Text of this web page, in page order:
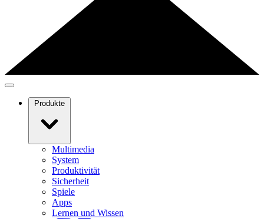
Produkte
Multimedia
System
Produktivität
Sicherheit
Spiele
Apps
Lernen und Wissen